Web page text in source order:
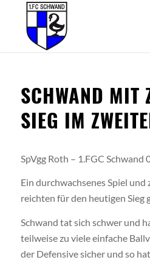
SCHWAND MIT
SIEG IM
SpVgg Roth – 1.FGC Schwand
Ein durchwachsenes Spiel und
reichten für den heutigen Sieg
Schwand tat sich schwer und
teilweise zu viele einfache
der Defensive sicher und so